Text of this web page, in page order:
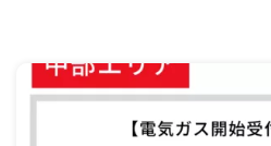
四国電力エリア
九州電力エリア
中国電力エリア
四国電力エリア
関西電力エリア
中国電力エリア
中部電力エリア
関西電力エリア
北陸電力エリア
中部電力エリア
東京電力エリア
北陸電力エリア
東北電力エリア
東京電力エリア